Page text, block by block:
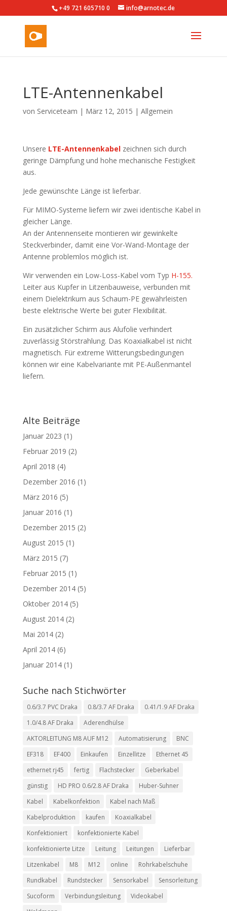
+49 721 605710 0 info@arnotec.de
LTE-Antennenkabel
von Serviceteam | März 12, 2015 | Allgemein
Unsere LTE-Antennenkabelzeichnen sich durch
geringe Dämpfung und hohe mechanische Festigkeit
aus.
Jede gewünschte Länge ist lieferbar.
Für MIMO-Systeme liefern wir zwei identische Kabel in
gleicher Länge.
An der Antennenseite montieren wir gewinkelte
Steckverbinder, damit eine Vor-Wand-Montage der
Antenne problemlos möglich ist.
Wir verwenden ein Low-Loss-Kabel vom Typ H-155.
Leiter aus Kupfer in Litzenbauweise, verbunden mit
einem Dielektrikum aus Schaum-PE gewährleisten
beste elektrische Werte bei guter Flexibilität.
Ein zusätzlicher Schirm aus Alufolie verhindert
zuverlässig Störstrahlung. Das Koaxialkabel ist nicht
magnetisch. Für extreme Witterungsbedingungen
können wir eine Kabelvariante mit PE-Außenmantel
liefern.
Alte Beiträge
Januar 2023 (1)
Februar 2019 (2)
April 2018 (4)
Dezember 2016 (1)
März 2016 (5)
Januar 2016 (1)
Dezember 2015 (2)
August 2015 (1)
März 2015 (7)
Februar 2015 (1)
Dezember 2014(5)
Oktober 2014(5)
August 2014(2)
Mai 2014(2)
April 2014(6)
Januar 2014(1)
Suche nach Stichwörter
0.6/3.7 PVC Draka 0.8/3.7 AF Draka
0.41/1.9 AF Draka
1.0/4.8 AF Draka
Aderendhülse
AKTORLEITUNG M8 AUF M12
Automatisierung
BNC
EF318
EF400 Einkaufen Einzellitze
Ethernet 45
ethernet rj45
fertig Flachstecker
Geberkabel
günstig
HD PRO 0.6/2.8 AF Draka
Huber-Suhner
Kabel
Kabelkonfektion
Kabel nach Maß
Kabelproduktion
kaufen
Koaxialkabel
Konfektioniert
konfektionierte Kabel
konfektionierte Litze
Leitung Leitungen
Lieferbar
Litzenkabel
M8 M12 online
Rohrkabelschuhe
Rundkabel
Rundstecker Sensorkabel
Sensorleitung
Sucoform
Verbindungsleitung
Videokabel